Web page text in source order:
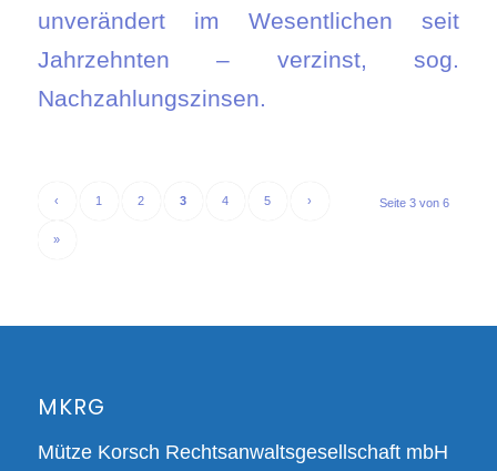
unverändert im Wesentlichen seit
Jahrzehnten – verzinst, sog.
Nachzahlungszinsen.
Seite 3 von 6
‹ 1 2 3 4 5 ›
»
MKRG
Mütze Korsch Rechtsanwaltsgesellschaft mbH